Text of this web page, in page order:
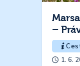
–
1. 6.